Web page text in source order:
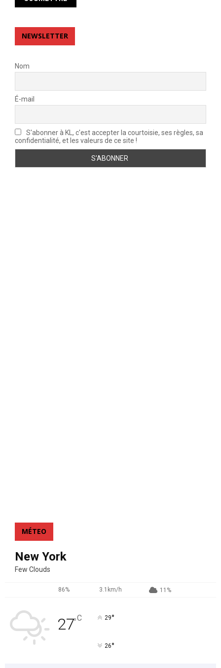
NEWSLETTER
Nom
É-mail
S'abonner à KL, c'est accepter la courtoisie, ses règles, sa
confidentialité, et les valeurs de ce site !
MÉTEO
New York
Few Clouds
86% 3.1km/h 11%
27°C 29°
26°